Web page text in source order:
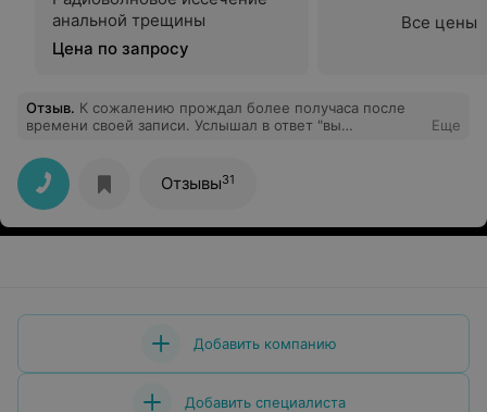
анальной трещины
Цена по запросу
Все цены
Отзыв. К сожалению прождал более получаса после
времени своей записи. Услышал в ответ "вы
сотрудников на стойке администрации
Еще
Отзывы31
Добавить компанию
Добавить специалиста